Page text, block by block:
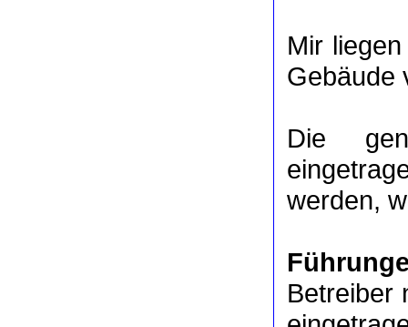
Mir
Gebäude
Die
werden,
Betreiber